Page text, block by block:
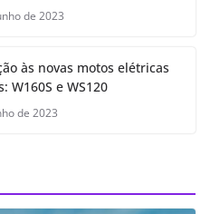
de 2023
às novas motos elétricas
W160S e WS120
de 2023